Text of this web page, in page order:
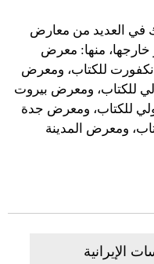
في العديد من معارض
خارجها، منها: معرض
للكتاب، ومعرض
للكتاب، ومعرض بيروت
للكتاب، ومعرض جدة
ومعرض المدينة
الإيرانية